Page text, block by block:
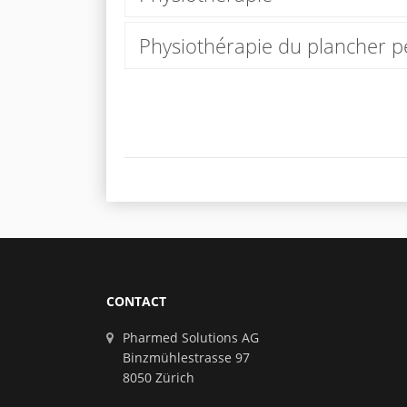
Physiothérapie du plancher
CONTACT
Pharmed Solutions AG
Binzmühlestrasse 97
8050 Zürich